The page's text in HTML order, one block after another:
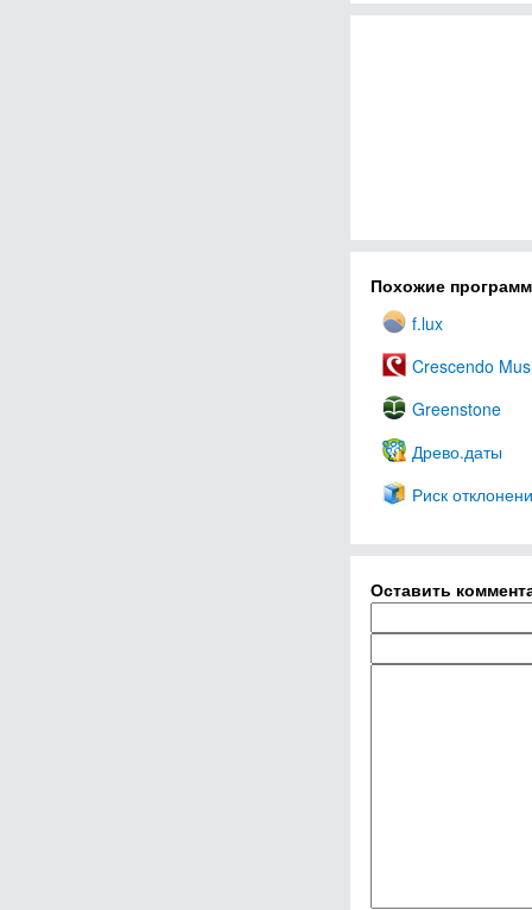
Похожие
f.lux
Crescendo
Greenstone
Древо.даты
Риск
Оставить